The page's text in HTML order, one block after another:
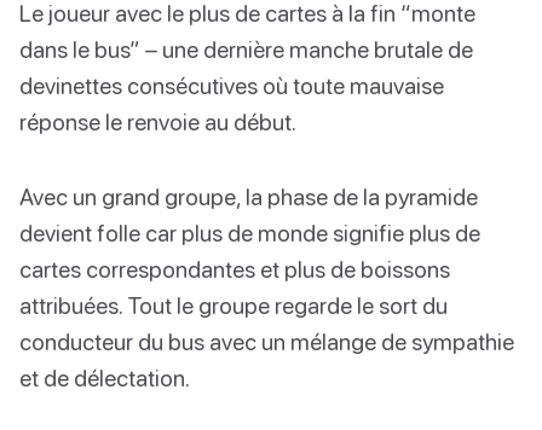
Le joueur avec le plus de cartes à la fin “monte
dans le bus” – une dernière manche brutale de
devinettes consécutives où toute mauvaise
réponse le renvoie au début.
Avec un grand groupe, la phase de la pyramide
devient folle car plus de monde signifie plus de
cartes correspondantes et plus de boissons
attribuées. Tout le groupe regarde le sort du
conducteur du bus avec un mélange de sympathie
et de délectation.